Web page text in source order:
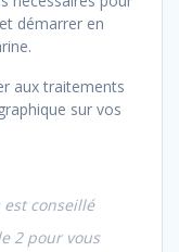
démarrer en
aux traitements
sur vos
conseillé
2 pour vous